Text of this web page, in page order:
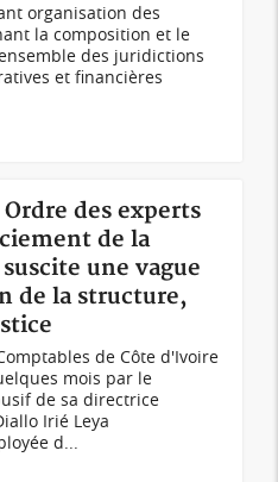
organisation des
la composition et le
des juridictions
et financières
des experts
de la
une vague
de la structure,
de Côte d'Ivoire
mois par le
de sa directrice
Irié Leya
d...